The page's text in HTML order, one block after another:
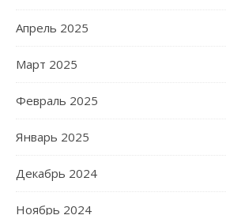
Апрель 2025
Март 2025
Февраль 2025
Январь 2025
Декабрь 2024
Ноябрь 2024